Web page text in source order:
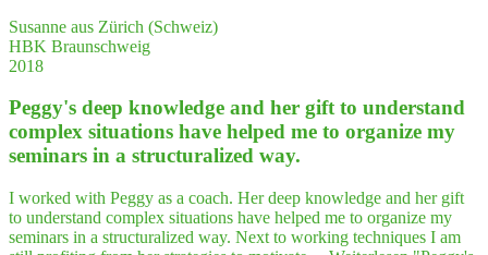
Susanne aus Zürich (Schweiz)
HBK Braunschweig
2018
Peggy's deep know­ledge and her gift to under­stand
com­plex situa­tions have hel­ped me to orga­ni­ze my
semi­nars in a struc­tu­ra­li­zed way.
I worked with Peggy as a coach. Her deep knowledge and her gift
to understand complex situations have helped me to organize my
seminars in a structuralized way. Next to working techniques I am